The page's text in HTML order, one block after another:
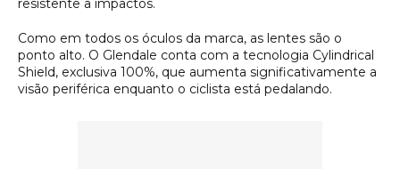
resistente a impactos.
Como em todos os óculos da marca, as lentes são o
ponto alto. O Glendale conta com a tecnologia Cylindrical
Shield, exclusiva 100%, que aumenta significativamente a
visão periférica enquanto o ciclista está pedalando.